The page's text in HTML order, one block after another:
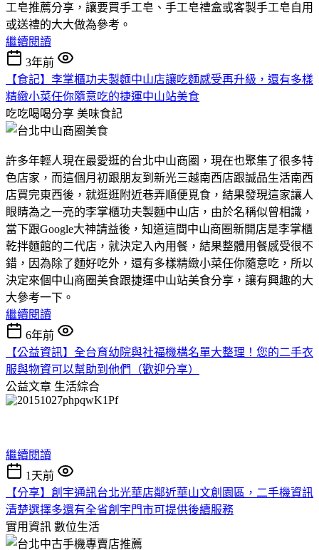
工皂推薦分享，讓要買手工皂、手工皂禮盒或客製手工皂自用
或送禮的大大做為參考。
繼續閱讀
3年前
【食記】李掌櫃功夫製麵中山店讓吃麵感受再升級，還有多樣
精緻小菜任你隨意吃的捷運中山站美食
吃吃喝喝分享 美味食記
許多年輕人現在最愛逛的台北中山商圈，現在也聚集了很多特
色店家，而這個月初跟朋友到新光三越南西店跟誠品生活南西
店買完東西後，就逛逛附近巷弄順便覓食，結果發現這家讓人
眼睛為之一亮的李掌櫃功夫製麵中山店，由於名稱似曾相識，
當下跟Google大神請益後，知道這間中山商圈新開店是李掌櫃
乾拌麵館的二代店，就決定入內用餐，結果整體用餐感受很不
錯，因為除了麵好吃外，還有多樣精緻小菜任你隨意吃，所以
決定來個中山商圈美食跟捷運中山站美食分享，讓有興趣的大
大參考一下。
繼續閱讀
6年前
【公益資訊】全台育幼院與社福機構名單大整理！您的二手衣
服與物資可以幫助到他們（歡迎分享）
公益文章 生活綜合
繼續閱讀
1天前
【分享】創宇通訊台北光華店鄰近華山文創園區，二手機資訊
清楚選擇多還有全省創宇門市可提供後續服務
實用資訊 數位生活